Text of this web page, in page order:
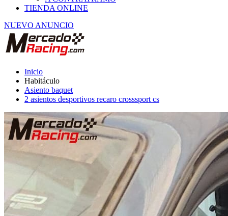
NUEVO ANUNCIO
Habitáculo
Asiento baquet
2 asientos desportivos recaro crosssport cs